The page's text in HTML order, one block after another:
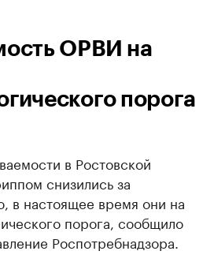
ОРВИ на
порога
в Ростовской
снизились за
в настоящее время они на
порога, сообщило
Роспотребнадзора.